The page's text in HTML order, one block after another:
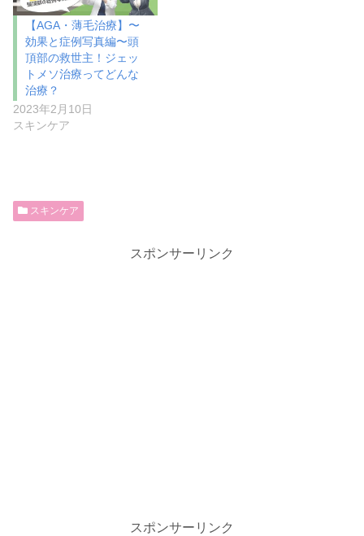
【AGA・薄毛治療】〜
効果と症例写真編〜頭
頂部の救世主！ジェッ
トメソ治療ってどんな
治療？
2023年2月10日
スキンケア
スキンケア
スポンサーリンク
スポンサーリンク